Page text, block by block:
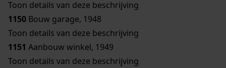
Toon details van deze beschrijving
1150 Bouw garage, 1948
Toon details van deze beschrijving
1151 Aanbouw winkel, 1949
Toon details van deze beschrijving